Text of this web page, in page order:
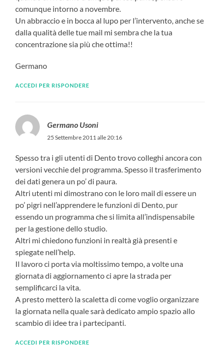
comunque intorno a novembre.
Un abbraccio e in bocca al lupo per l’intervento, anche se
dalla qualità delle tue mail mi sembra che la tua
concentrazione sia più che ottima!!
Germano
ACCEDI PER RISPONDERE
Germano Usoni
25 Settembre 2011 alle 20:16
Spesso tra i gli utenti di Dento trovo colleghi ancora con
versioni vecchie del programma. Spesso il trasferimento
dei dati genera un po’ di paura.
Altri utenti mi dimostrano con le loro mail di essere un
po’ pigri nell’apprendere le funzioni di Dento, pur
essendo un programma che si limita all’indispensabile
per la gestione dello studio.
Altri mi chiedono funzioni in realtà già presenti e
spiegate nell’help.
Il lavoro ci porta via moltissimo tempo, a volte una
giornata di aggiornamento ci apre la strada per
semplificarci la vita.
A presto metterò la scaletta di come voglio organizzare
la giornata nella quale sarà dedicato ampio spazio allo
scambio di idee tra i partecipanti.
ACCEDI PER RISPONDERE